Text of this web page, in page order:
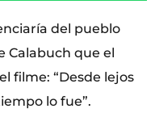
del pueblo
Calabuch que el
filme: “Desde lejos
lo fue”.